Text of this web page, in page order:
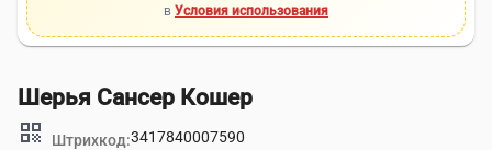
в Условия использования
Шерья Сансер Кошер
qr_code
Штрихкод:3417840007590